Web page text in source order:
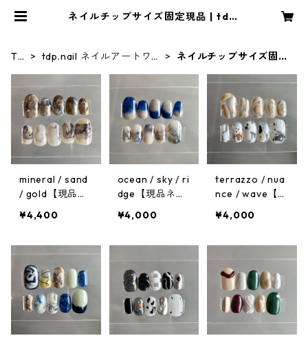
ネイルチップサイズ固定現品 | tdp.
TO
tdp.nail ネイルアートワー
ネイルチップサイズ固定
mineral / sand
/ gold【現品ネ
イズ:M
¥4,400
ocean / sky / ri
dge【現品ネイ
ズ:M
¥4,000
terrazzo / nua
nce / wave【現
プ】サイズ:M
¥4,000